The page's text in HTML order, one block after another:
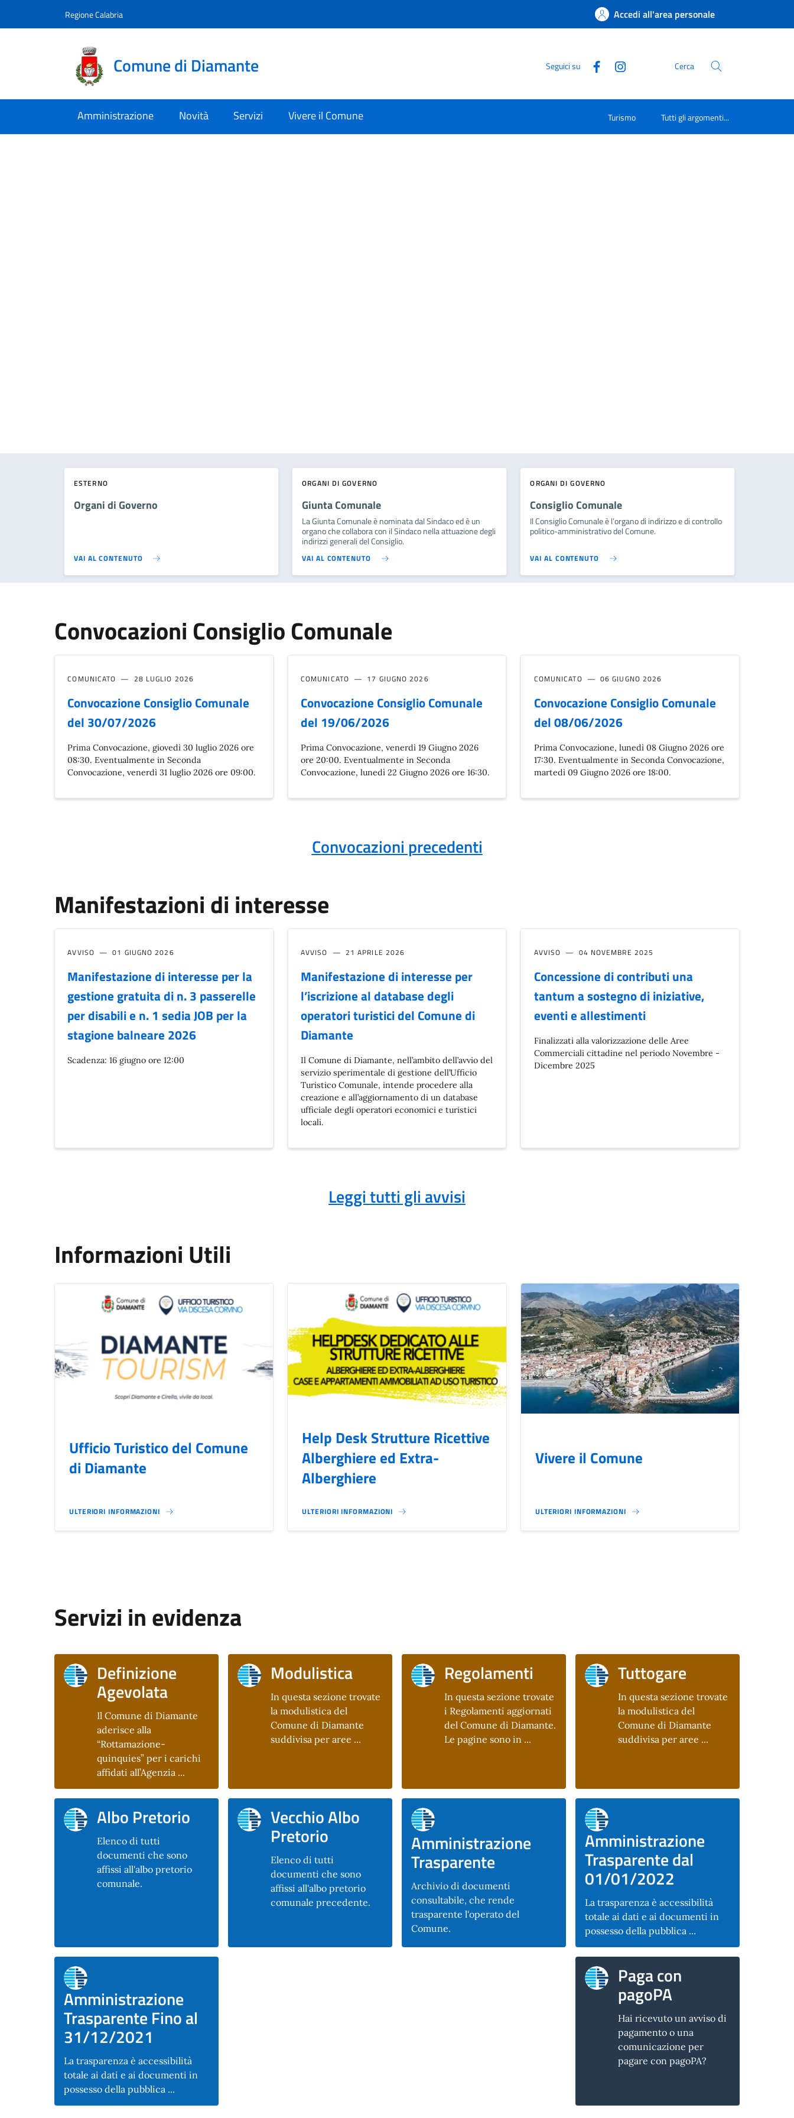
Regione Calabria Accedi all'area personale
Comune di Diamante Seguici su Cerca
Amministrazione Novità Servizi Vivere il Comune Turismo Tutti gli argomenti...
ESTERNO
Organi di Governo
VAI AL CONTENUTO
ORGANI DI GOVERNO
Giunta Comunale
La Giunta Comunale è nominata dal Sindaco ed è un
organo che collabora con il Sindaco nella attuazione degli
indirizzi generali del Consiglio.
VAI AL CONTENUTO
ORGANI DI GOVERNO
Consiglio Comunale
Il Consiglio Comunale è l’organo di indirizzo e di controllo
politico-amministrativo del Comune.
VAI AL CONTENUTO
Convocazioni Consiglio Comunale
COMUNICATO 28 LUGLIO 2026
Convocazione Consiglio Comunale
del 30/07/2026
Prima Convocazione, giovedì 30 luglio 2026 ore
08:30. Eventualmente in Seconda
Convocazione, venerdì 31 luglio 2026 ore 09:00.
COMUNICATO 17 GIUGNO 2026
Convocazione Consiglio Comunale
del 19/06/2026
Prima Convocazione, venerdì 19 Giugno 2026
ore 20:00. Eventualmente in Seconda
Convocazione, lunedì 22 Giugno 2026 ore 16:30.
COMUNICATO 06 GIUGNO 2026
Convocazione Consiglio Comunale
del 08/06/2026
Prima Convocazione, lunedì 08 Giugno 2026 ore
17:30. Eventualmente in Seconda Convocazione,
martedì 09 Giugno 2026 ore 18:00.
Convocazioni precedenti
Manifestazioni di interesse
AVVISO 01 GIUGNO 2026
Manifestazione di interesse per la
gestione gratuita di n. 3 passerelle
per disabili e n. 1 sedia JOB per la
stagione balneare 2026
Scadenza: 16 giugno ore 12:00
AVVISO 21 APRILE 2026
Manifestazione di interesse per
l’iscrizione al database degli
operatori turistici del Comune di
Diamante
Il Comune di Diamante, nell’ambito dell’avvio del
servizio sperimentale di gestione dell’Ufficio
Turistico Comunale, intende procedere alla
creazione e all’aggiornamento di un database
ufficiale degli operatori economici e turistici
locali.
AVVISO 04 NOVEMBRE 2025
Concessione di contributi una
tantum a sostegno di iniziative,
eventi e allestimenti
Finalizzati alla valorizzazione delle Aree
Commerciali cittadine nel periodo Novembre -
Dicembre 2025
Leggi tutti gli avvisi
Informazioni Utili
Ufficio Turistico del Comune
di Diamante
ULTERIORI INFORMAZIONI
Help Desk Strutture Ricettive
Alberghiere ed Extra-
Alberghiere
ULTERIORI INFORMAZIONI
Vivere il Comune
ULTERIORI INFORMAZIONI
Servizi in evidenza
Definizione
Agevolata
Il Comune di Diamante
aderisce alla
“Rottamazione-
quinquies” per i carichi
affidati all’Agenzia ...
Modulistica
In questa sezione trovate
la modulistica del
Comune di Diamante
suddivisa per aree ...
Regolamenti
In questa sezione trovate
i Regolamenti aggiornati
del Comune di Diamante.
Le pagine sono in ...
Tuttogare
In questa sezione trovate
la modulistica del
Comune di Diamante
suddivisa per aree ...
Albo Pretorio
Elenco di tutti
documenti che sono
affissi all'albo pretorio
comunale.
Vecchio Albo
Pretorio
Elenco di tutti
documenti che sono
affissi all'albo pretorio
comunale precedente.
Amministrazione
Trasparente
Archivio di documenti
consultabile, che rende
trasparente l'operato del
Comune.
Amministrazione
Trasparente dal
01/01/2022
La trasparenza è accessibilità
totale ai dati e ai documenti in
possesso della pubblica ...
Amministrazione
Trasparente Fino al
31/12/2021
La trasparenza è accessibilità
totale ai dati e ai documenti in
possesso della pubblica ...
Paga con
pagoPA
Hai ricevuto un avviso di
pagamento o una
comunicazione per
pagare con pagoPA?